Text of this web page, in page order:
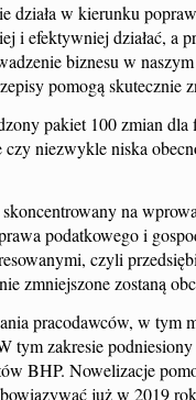
działa w kierunku
i efektywniej działać, a
biznesu w
pomogą skutecznie
pakiet 100 zmian dla
niezwykle niska
na
podatkowego i
czyli
zmniejszone zostaną
pracodawców, w
tym zakresie
BHP. Nowelizacje
już w 2019